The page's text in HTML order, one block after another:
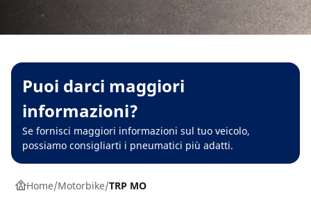
Puoi darci maggiori
informazioni?
Se fornisci maggiori informazioni sul tuo veicolo,
possiamo consigliarti i pneumatici più adatti.
Home Motorbike TRP MO